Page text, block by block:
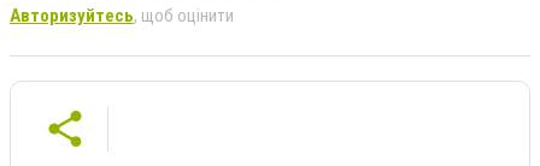
Авторизуйтесь, щоб оцінити